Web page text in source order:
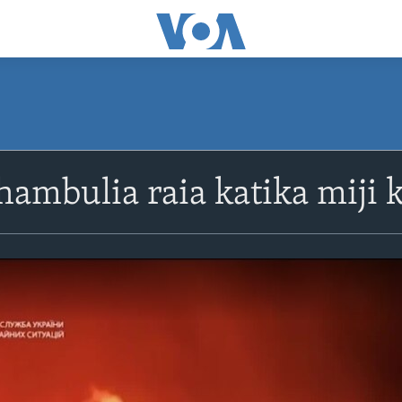
raia katika miji